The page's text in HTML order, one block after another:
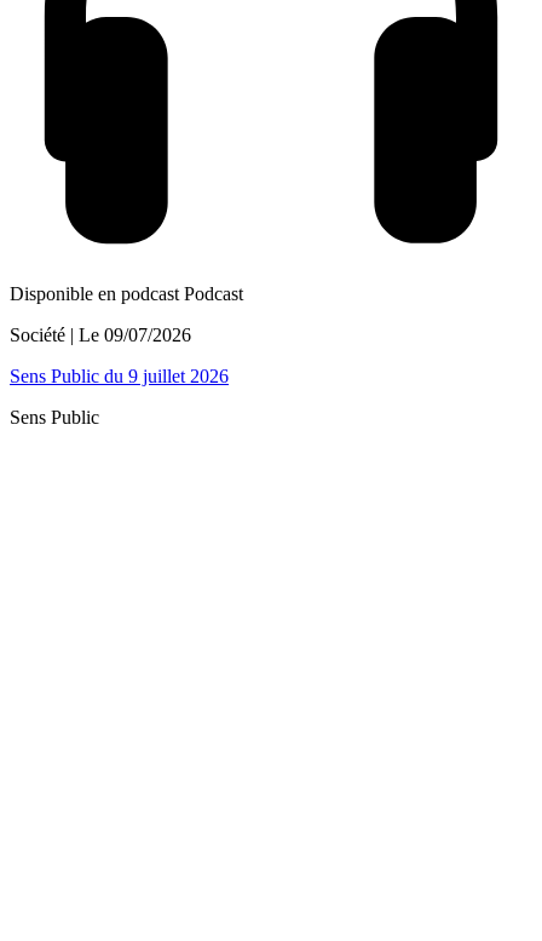
Disponible en podcast Podcast
Société | Le 09/07/2026
Sens Public du 9 juillet 2026
Sens Public